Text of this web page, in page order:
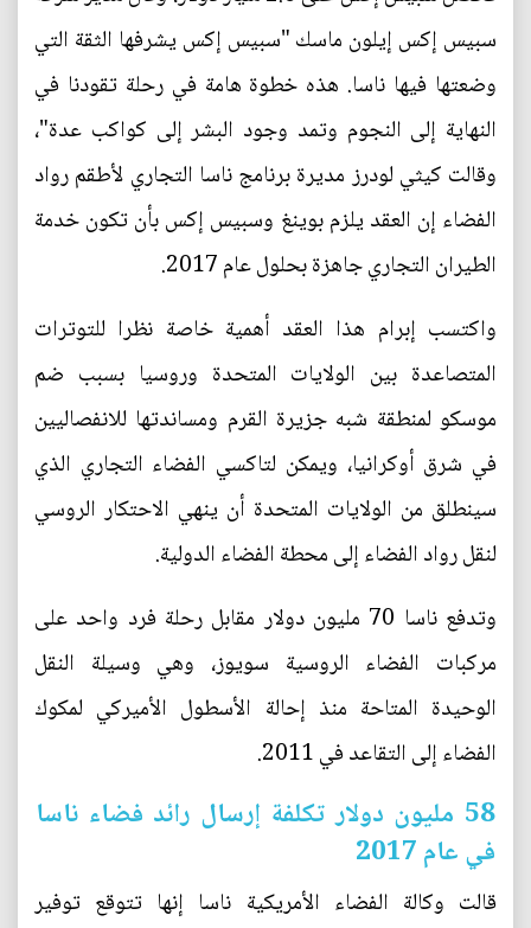
سبيس إكس إيلون ماسك "سبيس إكس يشرفها الثقة التي
وضعتها فيها ناسا. هذه خطوة هامة في رحلة تقودنا في
النهاية إلى النجوم وتمد وجود البشر إلى كواكب عدة"،
وقالت كيثي لودرز مديرة برنامج ناسا التجاري لأطقم رواد
الفضاء إن العقد يلزم بوينغ وسبيس إكس بأن تكون خدمة
الطيران التجاري جاهزة بحلول عام 2017.
واكتسب إبرام هذا العقد أهمية خاصة نظرا للتوترات
المتصاعدة بين الولايات المتحدة وروسيا بسبب ضم
موسكو لمنطقة شبه جزيرة القرم ومساندتها للانفصاليين
في شرق أوكرانيا، ويمكن لتاكسي الفضاء التجاري الذي
سينطلق من الولايات المتحدة أن ينهي الاحتكار الروسي
لنقل رواد الفضاء إلى محطة الفضاء الدولية.
وتدفع ناسا 70 مليون دولار مقابل رحلة فرد واحد على
مركبات الفضاء الروسية سويوز، وهي وسيلة النقل
الوحيدة المتاحة منذ إحالة الأسطول الأميركي لمكوك
الفضاء إلى التقاعد في 2011.
58 مليون دولار تكلفة إرسال رائد فضاء ناسا
في عام 2017
قالت وكالة الفضاء الأمريكية ناسا إنها تتوقع توفير